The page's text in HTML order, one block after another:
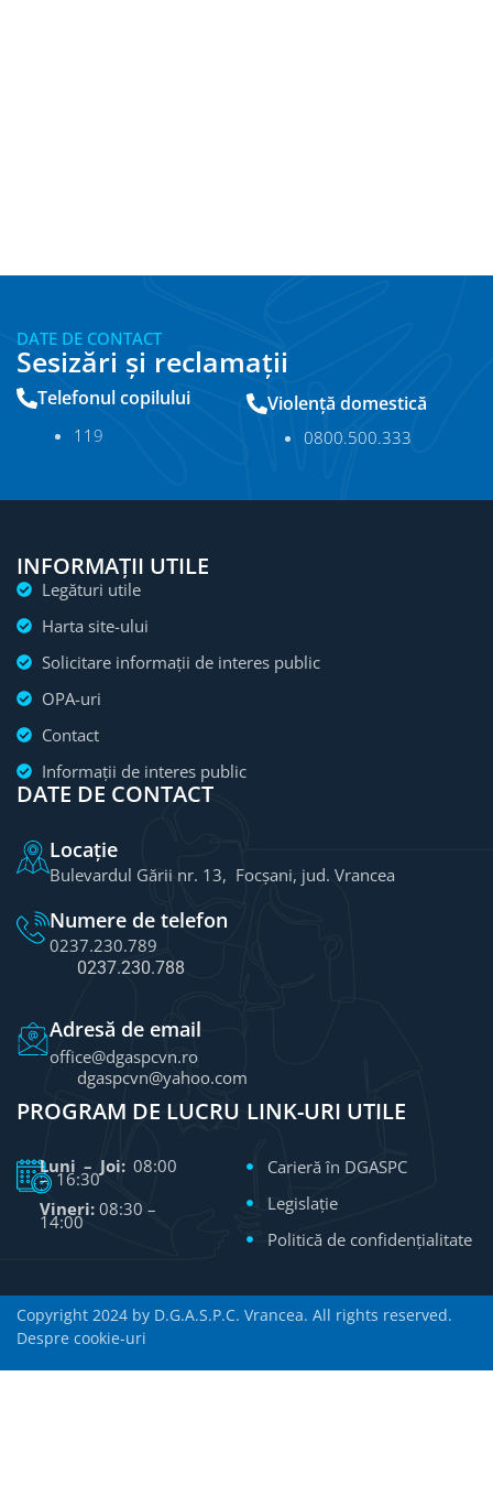
DATE DE CONTACT
Sesizări și reclamații
Telefonul copilului
11 9
Violență domestică
0800.500.333
INFORMAȚII UTILE
Legături utile
Harta site-ului
Solicitare informații de interes public
OPA-uri
Contact
Informații de interes public
DATE DE CONTACT
Locație
Bulevardul Gării nr. 13, Focșani, jud. Vrancea
Numere de telefon
0237.230.789
0237.230.788
Adresă de email
office@dgaspcvn.ro
dgaspcvn@yahoo.com
PROGRAM DE LUCRU
Luni – Joi: 08:00
– 16:30
Vineri: 08:30 –
14:00
LINK-URI UTILE
Carieră în DGASPC
Legislație
Politică de confidențialitate
Copyright 2024 by D.G.A.S.P.C. Vrancea. All rights reserved.
Despre cookie-uri